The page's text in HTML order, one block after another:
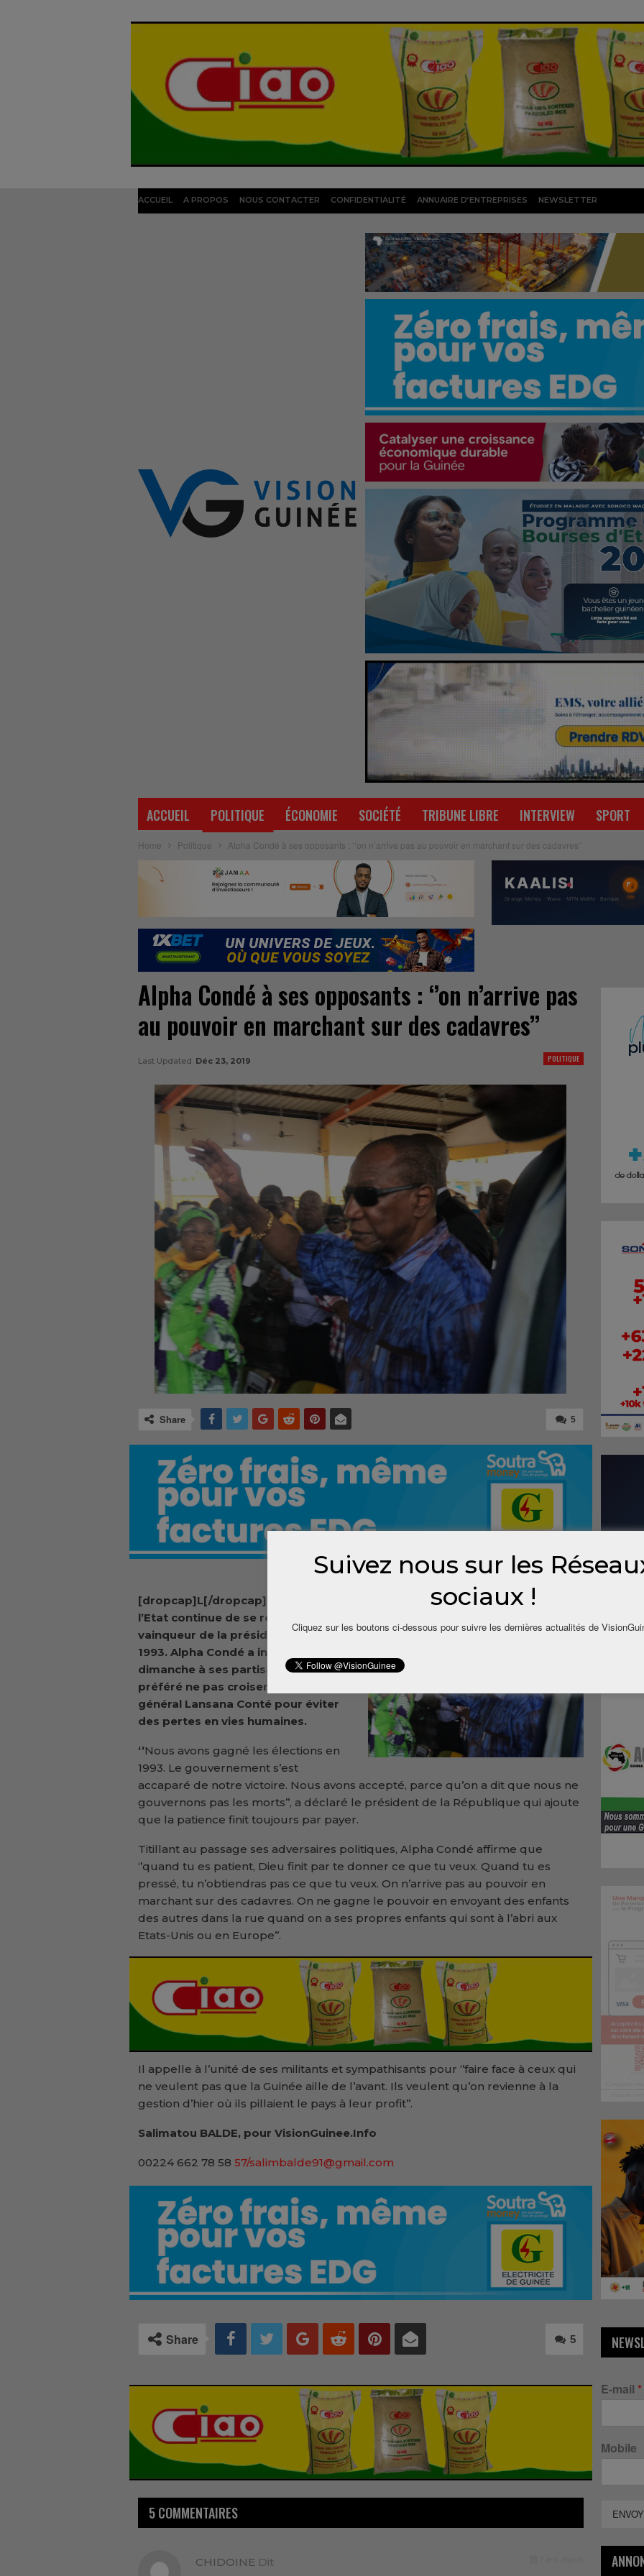
ACCUEIL A PROPOS NOUS CONTACTER CONFIDENTIALITÉ ANNUAIRE D’ENTREPRISES NEWSLETTER
ACCUEIL POLITIQUE ÉCONOMIE SOCIÉTÉ TRIBUNE LIBRE INTERVIEW SPORT
Home Politique Alpha Condé à ses opposants : ‘’on n’arrive pas au pouvoir en marchant sur des cadavres’’
Alpha Condé à ses opposants : ‘’on n’arrive pas
au pouvoir en marchant sur des cadavres’’
POLITIQUE
Last Updated Déc 23, 2019
5
Share
[dropcap]L[/dropcap]e chef de
l’Etat continue de se réclamer
vainqueur de la présidentielle de
1993. Alpha Condé a indiqué
dimanche à ses partisans qu’il a
préféré ne pas croiser le fer avec le
général Lansana Conté pour éviter
des pertes en vies humaines.
‘’Nous avons gagné les élections en
1993. Le gouvernement s’est
accaparé de notre victoire. Nous avons accepté, parce qu’on a dit que nous ne
gouvernons pas les morts’’, a déclaré le président de la République qui ajoute
que la patience finit toujours par payer.
Titillant au passage ses adversaires politiques, Alpha Condé affirme que
‘’quand tu es patient, Dieu finit par te donner ce que tu veux. Quand tu es
pressé, tu n’obtiendras pas ce que tu veux. On n’arrive pas au pouvoir en
marchant sur des cadavres. On ne gagne le pouvoir en envoyant des enfants
des autres dans la rue quand on a ses propres enfants qui sont à l’abri aux
Etats-Unis ou en Europe’’.
Il appelle à l’unité de ses militants et sympathisants pour ‘’faire face à ceux qui
ne veulent pas que la Guinée aille de l’avant. Ils veulent qu’on revienne à la
gestion d’hier où ils pillaient le pays à leur profit’’.
Salimatou BALDE, pour VisionGuinee.Info
00224 662 78 58 57/salimbalde91@gmail.com
5
Share
5 COMMENTAIRES
CHIDOINE Dit
E-mail *
Mobile
Suivez nous sur les
sociaux !
Cliquez sur les boutons ci-dessous pour suivre les dernières actualités de